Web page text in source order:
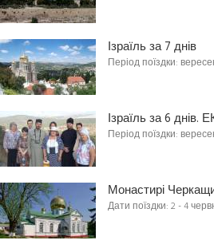
Ізраїль за 7 днів
Період поїздки:
Ізраїль за 6
Період поїздки:
Монастирі
Дати поїздки: 2 - 4